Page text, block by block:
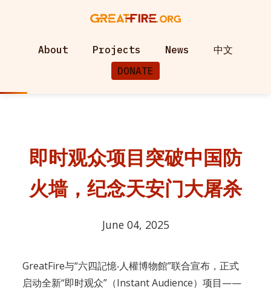
About Projects News
中文
DONATE
即时观众项目突破中国防
火墙，纪念天安门大屠杀
June 04, 2025
GreatFire与“六四記憶‧人權博物館”联合宣布，正式
启动全新“即时观众”（Instant Audience）项目——